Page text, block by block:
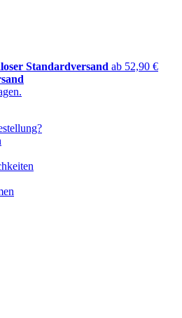
Standardversand ab 52,90 €